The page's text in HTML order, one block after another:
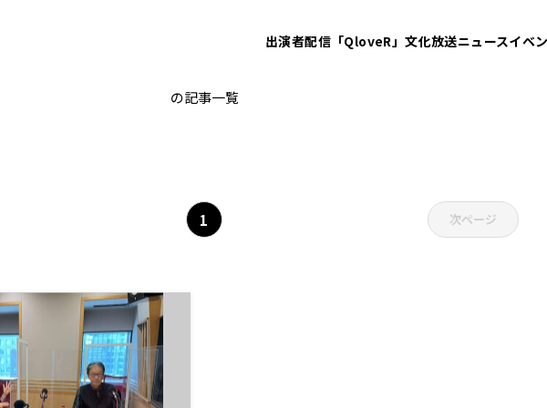
出演者配信「QloveR」文化放送ニュースイベ
の記事一覧
1 次ページ